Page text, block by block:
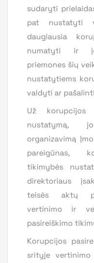
sudaryti
pat nustatyti
daugiausia
numatyti ir
priemones šių
nustatytiems
valdyti ar pašalinti
Už korupcijos
nustatymą,
organizavimą
pareigūnas,
tikimybės
direktoriaus
teisės aktų
vertinimo ir
pasireiškimo
Korupcijos
srityje vertinimo